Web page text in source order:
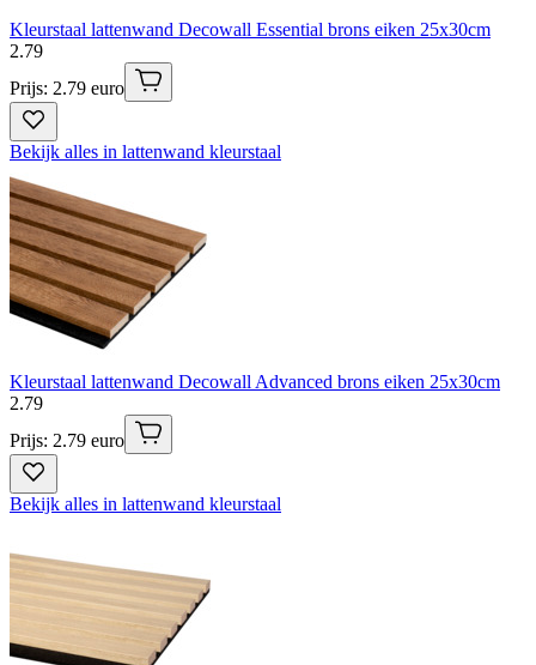
Kleurstaal lattenwand Decowall Essential brons eiken 25x30cm
2.79
Prijs: 2.79 euro
Bekijk alles in lattenwand kleurstaal
Kleurstaal lattenwand Decowall Advanced brons eiken 25x30cm
2.79
Prijs: 2.79 euro
Bekijk alles in lattenwand kleurstaal